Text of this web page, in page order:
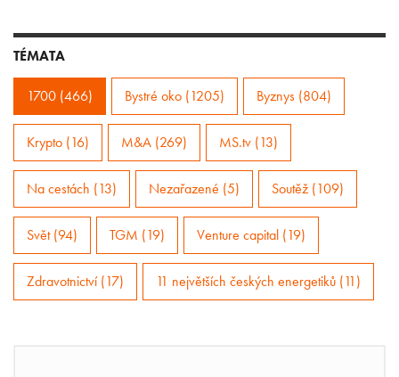
TÉMATA
1700 (466) Bystré oko (1205) Byznys (804)
Krypto (16) M&A (269) MS.tv (13)
Na cestách (13) Nezařazené (5) Soutěž (109)
Svět (94) TGM (19) Venture capital (19)
Zdravotnictví (17) 11 největších českých energetiků (11)